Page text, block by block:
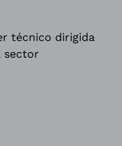
técnico dirigida
sector